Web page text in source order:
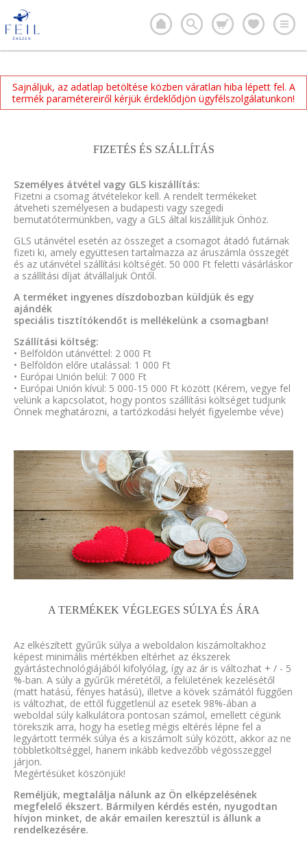
Sajnáljuk, az adatlap betöltése közben váratlan hiba lépett fel. A
termék paramétereiről kérjük érdeklődjön ügyfélszolgálatunkon!
FIZETÉS ÉS SZÁLLÍTÁS
Személyes átvétel vagy GLS kiszállítás:
Fizetni a csomag átvételekor kell. A rendelt termékeket
átveheti személyesen a budapesti vagy szegedi
bemutatótermünkben, vagy a GLS által kiszállítjuk Önhöz.
GLS utánvétel esetén az összeget a csomagot átadó futárnak
fizeti ki, amely együttesen tartalmazza az áruszámla összegét
és az utánvétel szállítási költségét. 50 000 Ft feletti vásárláskor
a szállítási díjat átvállaljuk Öntől.
A terméket ingyenes díszdobozban küldjük és egy
ajándék
speciális tisztítókendőt is mellékelünk a csomagban!
Szállítási költség:
• Belföldön utánvéttel: 2 000 Ft
• Belföldön előre utalással: 1 000 Ft
• Európai Unión belül: 7 000 Ft
• Európai Unión kívül: 5 000-15 000 Ft között (Kérem, vegye fel
velünk a kapcsolatot, hogy pontos szállítási költséget tudjunk
Önnek meghatározni, a tartózkodási helyét figyelembe véve)
A TERMÉKEK VÉGLEGES SÚLYA ÉS ÁRA
Az elkészített gyűrűk súlya a weboldalon kiszámoltakhoz
képest minimális mértékben eltérhet az ékszerek
gyártástechnológiájából kifolyólag, így az ár is változhat + / - 5
%-ban. A súly a gyűrűk méretétől, a felületének kezelésétől
(matt hatású, fényes hatású), illetve a kövek számától függően
is változhat, de ettől függetlenül az esetek 98%-ában a
weboldal súly kalkulátora pontosan számol, emellett cégünk
törekszik arra, hogy ha esetleg mégis eltérés lépne fel a
legyártott termék súlya és a kiszámolt súly között, akkor az ne
többletköltséggel, hanem inkább kedvezőbb végösszeggel
járjon.
Megértésüket köszönjük!
Reméljük, megtalálja nálunk az Ön elképzelésének
megfelelő ékszert. Bármilyen kérdés estén, nyugodtan
hívjon minket, de akár emailen keresztül is állunk a
rendelkezésére.